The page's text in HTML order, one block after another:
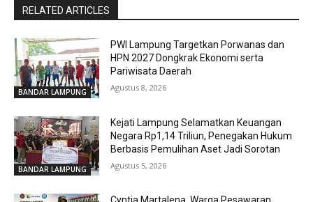
RELATED ARTICLES
BANDAR LAMPUNG
PWI Lampung Targetkan Porwanas dan
HPN 2027 Dongkrak Ekonomi serta
Pariwisata Daerah
Agustus 8, 2026
BANDAR LAMPUNG
Kejati Lampung Selamatkan Keuangan
Negara Rp1,14 Triliun, Penegakan Hukum
Berbasis Pemulihan Aset Jadi Sorotan
Agustus 5, 2026